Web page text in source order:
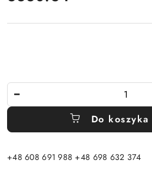
Do koszyka
+48 608 691 988 +48 698 632 374